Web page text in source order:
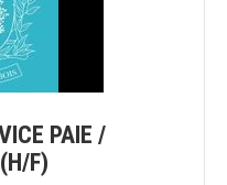
PAIE /
F)